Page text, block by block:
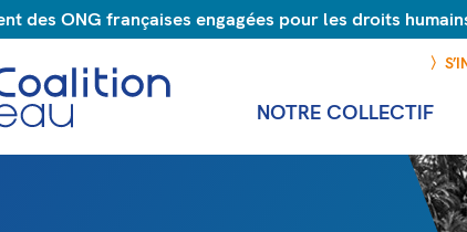
des ONG françaises engagées pour les droits
NOTRE COLLECTIF